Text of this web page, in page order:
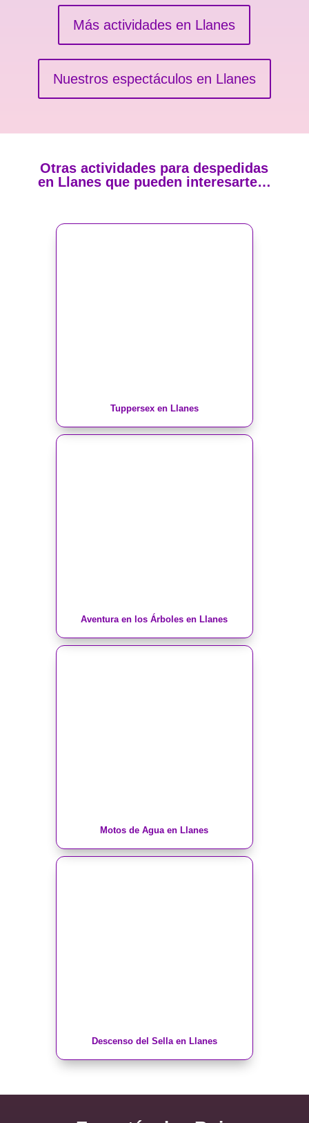
Más actividades en Llanes
Nuestros espectáculos en Llanes
Otras actividades para despedidas
en Llanes que pueden interesarte…
Tuppersex en Llanes
Aventura en los Árboles en Llanes
Motos de Agua en Llanes
Descenso del Sella en Llanes